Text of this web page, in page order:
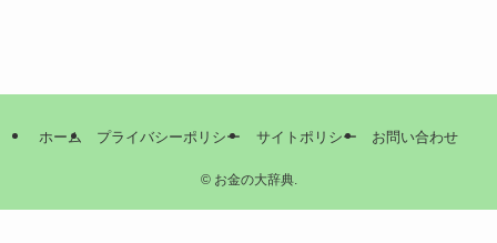
ホーム プライバシーポリシー サイトポリシー お問い合わせ
©お金の大辞典.